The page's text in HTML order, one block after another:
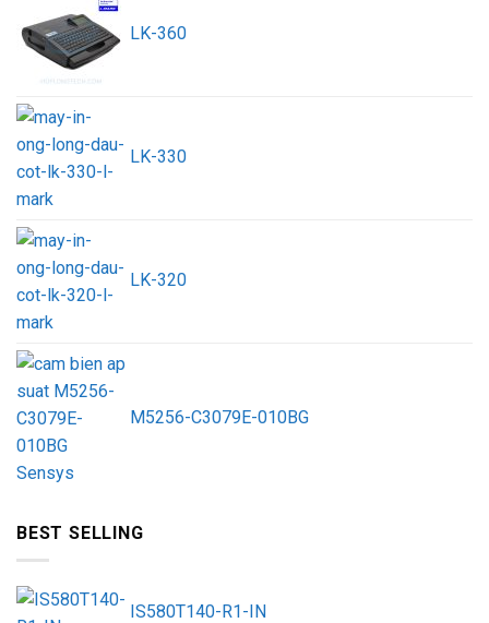
LK-360
LK-330
LK-320
M5256-C3079E-010BG
BEST SELLING
IS580T140-R1-IN